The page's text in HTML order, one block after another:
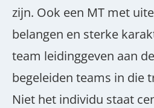
zijn. Ook een MT met
belangen en sterke
team leidinggeven aan
begeleiden teams in die
Niet het individu staat